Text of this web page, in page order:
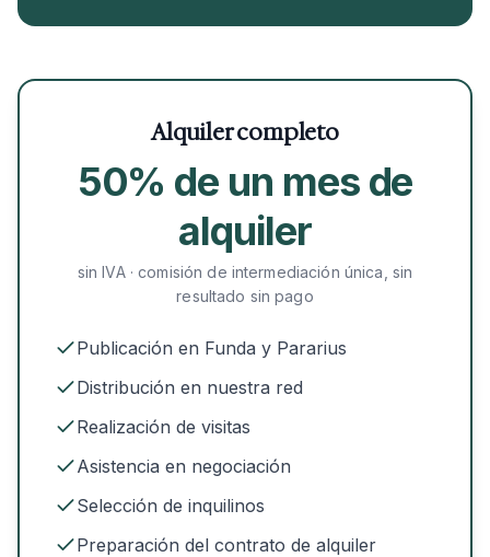
Alquiler completo
50% de un mes de
alquiler
sin IVA · comisión de intermediación única, sin
resultado sin pago
Publicación en Funda y Pararius
Distribución en nuestra red
Realización de visitas
Asistencia en negociación
Selección de inquilinos
Preparación del contrato de alquiler